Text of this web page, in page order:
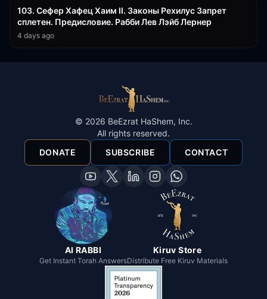
103. Сефер Хафец Хаим II. Законы Рехилус Запрет
сплетен. Предисловие. Рабби Лев Лэйб Лернер
4 days ago
© 2026 BeEzrat HaShem, Inc.
All rights reserved.
DONATE
SUBSCRIBE CONTACT
AI RABBI
Get Instant Torah Answers
Kiruv Store
Distribute Free Kiruv Materials